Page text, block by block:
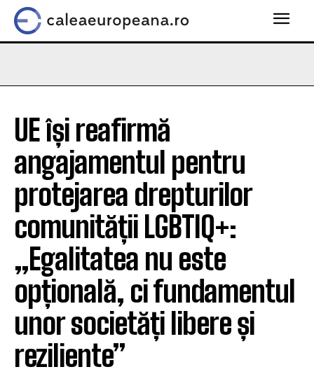
UE își reafirmă
angajamentul pentru
protejarea drepturilor
comunității LGBTIQ+:
„Egalitatea nu este
opțională, ci fundamentul
unor societăți libere și
reziliente”